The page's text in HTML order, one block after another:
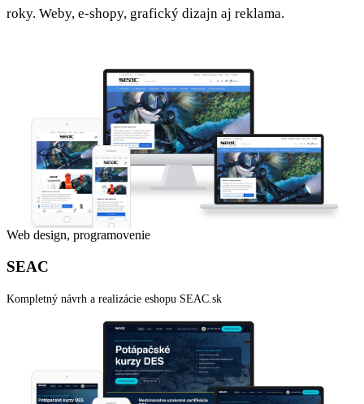
roky. Weby, e-shopy, grafický dizajn aj reklama.
Web design, programovenie
SEAC
Kompletný návrh a realizácie eshopu SEAC.sk